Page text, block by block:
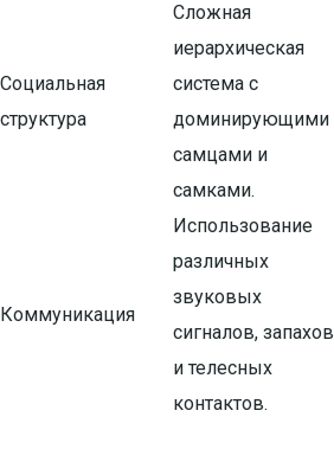
Социальная
структура
Сложная
иерархическая
система с
доминирующими
самцами и
самками.
Коммуникация
Использование
различных
звуковых
сигналов, запахов
и телесных
контактов.